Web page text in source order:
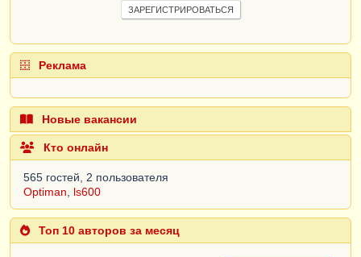
ЗАРЕГИСТРИРОВАТЬСЯ
Реклама
Новые вакансии
Кто онлайн
565 гостей, 2 пользователя
Optiman
ls600
Топ 10 авторов за месяц